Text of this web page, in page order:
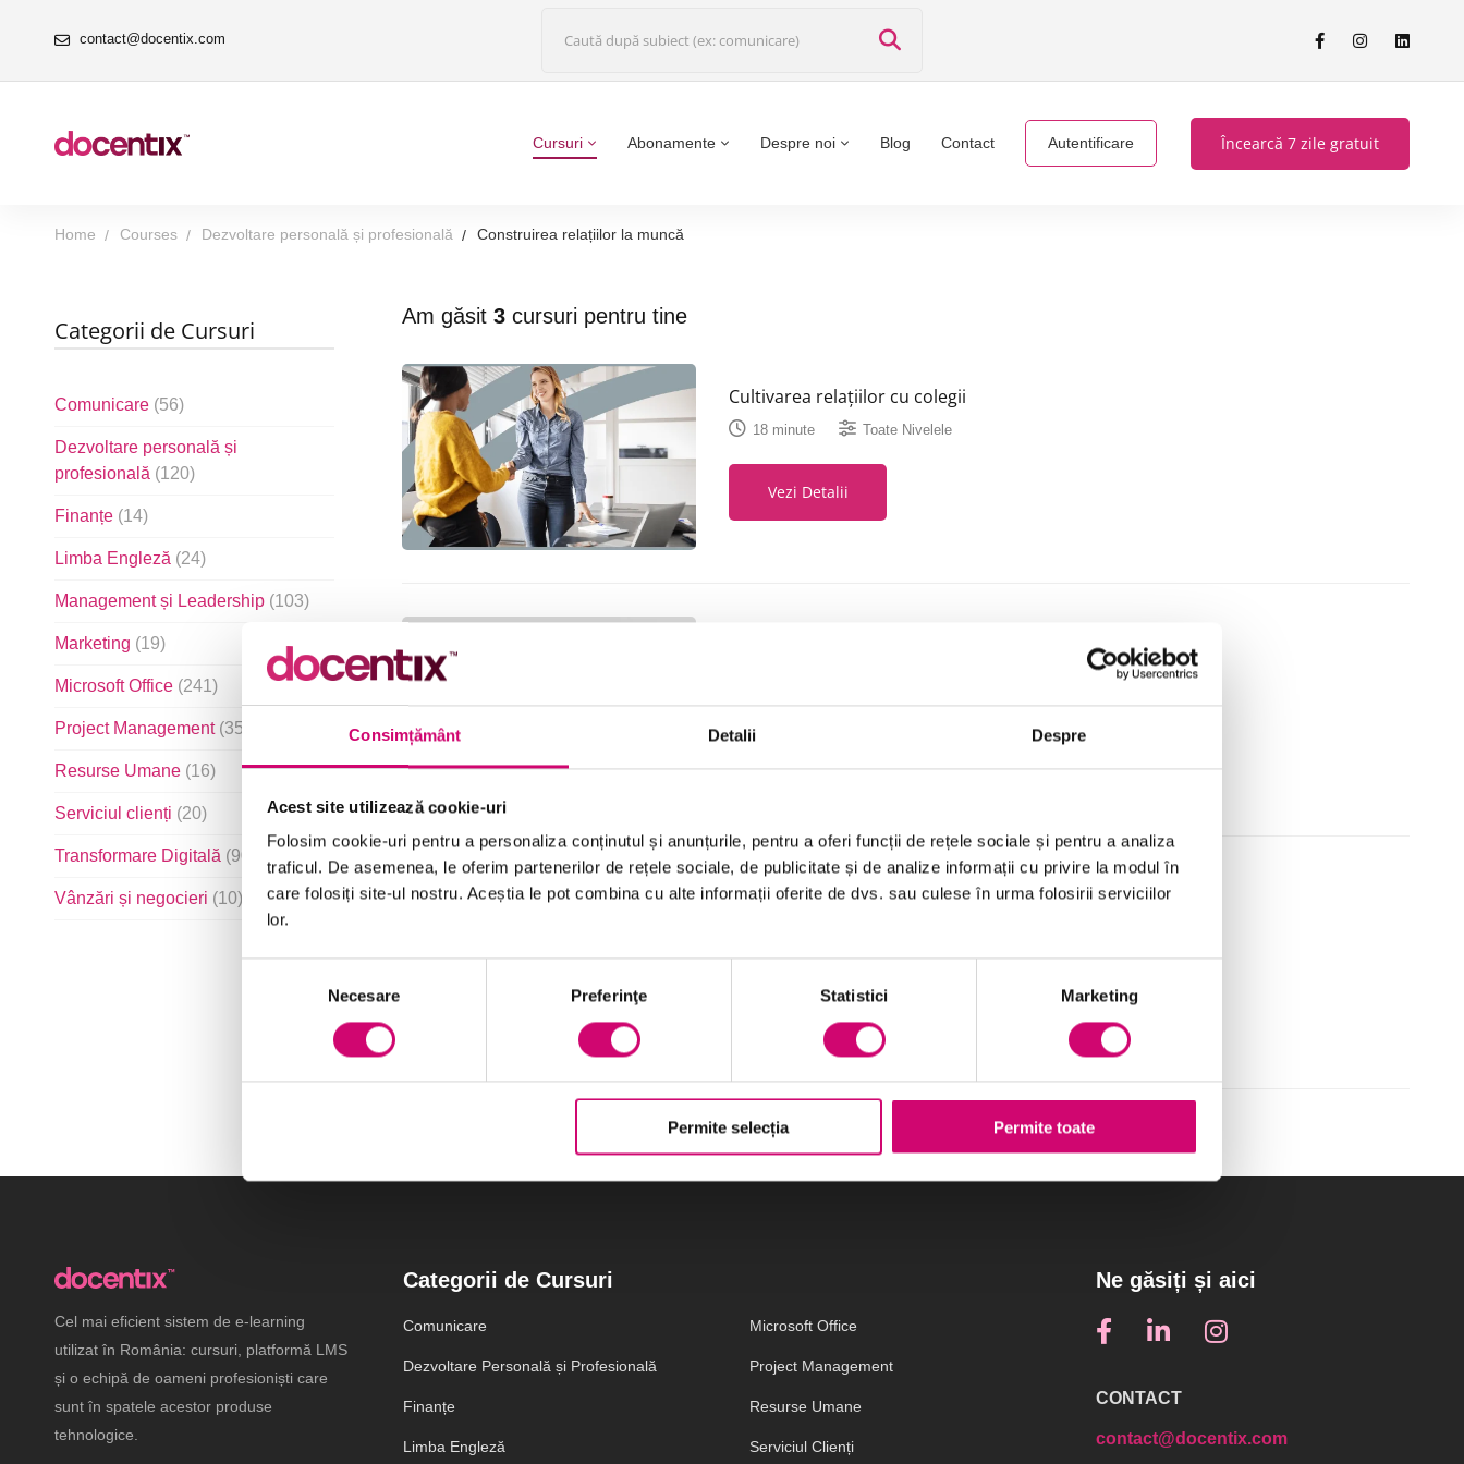
Consimțământ Detalii Despre
Acest site utilizează cookie-uri
Folosim cookie-uri pentru a personaliza conținutul și anunțurile, pentru a oferi funcții de rețele sociale și pentru a analiza
traficul. De asemenea, le oferim partenerilor de rețele sociale, de publicitate și de analize informații cu privire la modul în
care folosiți site-ul nostru. Aceștia le pot combina cu alte informații oferite de dvs. sau culese în urma folosirii serviciilor
lor.
consimțământului
Necesare Preferinţe Statistici Marketing
Permite selecția Permite toate
contact@docentix.com
Cursuri Abonamente Despre noi Blog Contact Autentificare Încearcă 7 zile gratuit
Home Courses Dezvoltare personală și profesională Construirea relațiilor la muncă
Categorii de Cursuri
Comunicare (56)
Dezvoltare personală și
profesională (120)
Finanțe (14)
Limba Engleză (24)
Management și Leadership (103)
Marketing (19)
Microsoft Office (241)
Project Management (35)
Resurse Umane (16)
Serviciul clienți (20)
Transformare Digitală (90)
Vânzări și negocieri (10)
Am găsit 3cursuri pentru tine
Cultivarea relațiilor cu colegii
18 minute Toate Nivelele
Vezi Detalii
Dezvoltarea unei relații cu șeful dvs.
Vezi Detalii
Cel mai eficient sistem de e-learning
utilizat în România: cursuri, platformă LMS
și o echipă de oameni profesioniști care
sunt în spatele acestor produse
tehnologice.
Categorii de Cursuri
Comunicare
Dezvoltare Personală și Profesională
Finanțe
Limba Engleză
Microsoft Office
Project Management
Resurse Umane
Serviciul Clienți
Ne găsiți și aici
CONTACT
contact@docentix.com